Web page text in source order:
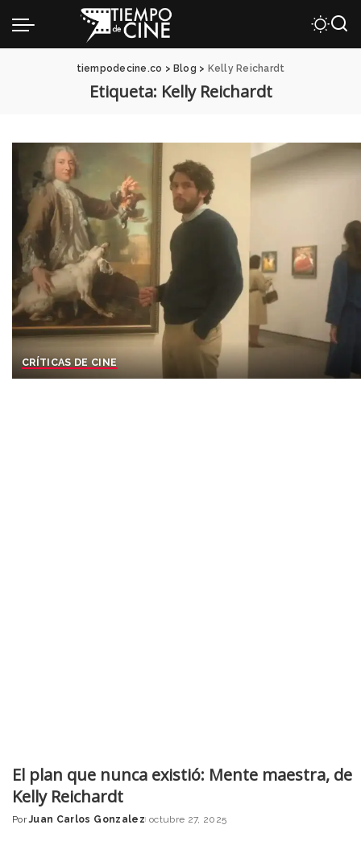
tiempodecine.co > Blog > Kelly Reichardt
Etiqueta: Kelly Reichardt
CRÍTICAS DE CINE
El plan que nunca existió: Mente maestra, de
Kelly Reichardt
Posted
Por Juan Carlos Gonzalez octubre 27, 2025